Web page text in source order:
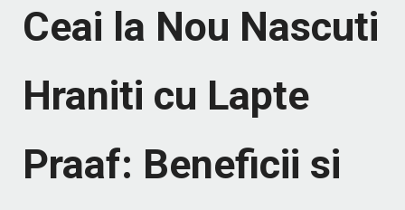
Ceai la Nou Nascuti
Hraniti cu Lapte
Praaf: Beneficii si